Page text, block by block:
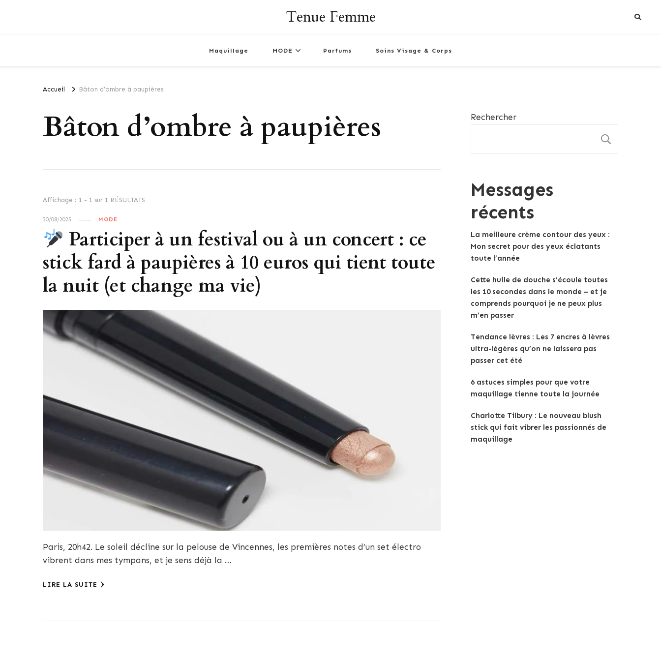
Tenue Femme
Maquillage MODE Parfums Soins Visage & Corps
Accueil Bâton d’ombre à paupières
Bâton d’ombre à paupières
Affichage : 1 - 1 sur 1 RÉSULTATS
30/08/2025 MODE
Participer à un festival ou à un concert : ce
stick fard à paupières à 10 euros qui tient toute
la nuit (et change ma vie)
Paris, 20h42. Le soleil décline sur la pelouse de Vincennes, les premières notes d’un set électro
vibrent dans mes tympans, et je sens déjà la …
LIRE LA SUITE
Rechercher
Messages
récents
La meilleure crème contour des yeux :
Mon secret pour des yeux éclatants
toute l’année
Cette huile de douche s’écoule toutes
les 10 secondes dans le monde – et je
comprends pourquoi je ne peux plus
m’en passer
Tendance lèvres : Les 7 encres à lèvres
ultra-légères qu’on ne laissera pas
passer cet été
6 astuces simples pour que votre
maquillage tienne toute la journée
Charlotte Tilbury : Le nouveau blush
stick qui fait vibrer les passionnés de
maquillage